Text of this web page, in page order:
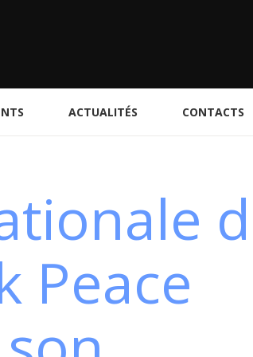
ACTUALITÉS CONTACTS
Peace